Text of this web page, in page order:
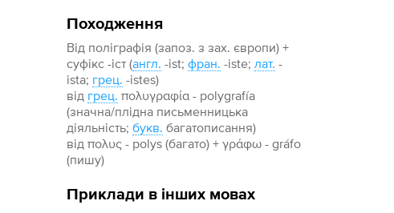
Походження
Від поліграфія (запоз. з зах. європи) +
суфікс -іст (англ. -ist;фран. -iste; лат. -
istа; грец. -istes)
від грец. πολυγραφία - polygrafía
(значна/плідна письменницька
діяльність;букв. багатописання)
від πολυς - polys (багато) + γράφω - gráfo
(пишу)
Приклади в інших мовах